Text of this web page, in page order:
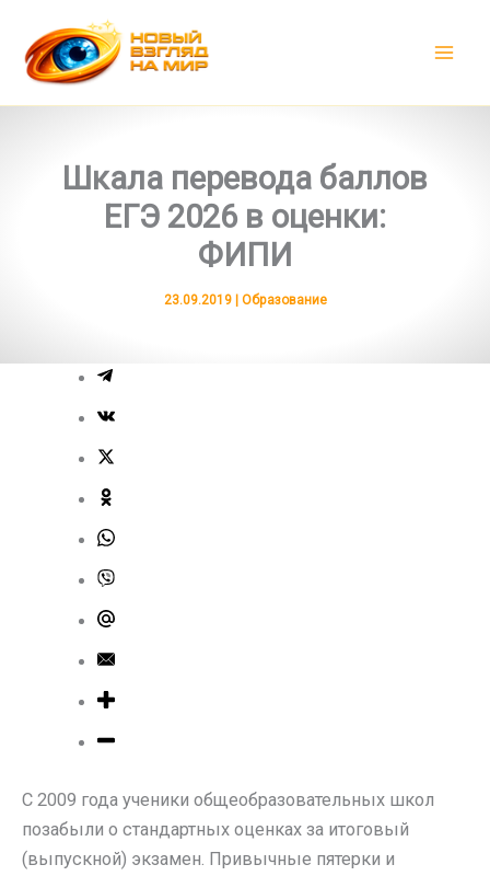
содержимому
Шкала перевода баллов
ЕГЭ 2026 в оценки:
ФИПИ
23.09.2019 | Образование
С 2009 года ученики общеобразовательных школ
позабыли о стандартных оценках за итоговый
(выпускной) экзамен. Привычные пятерки и